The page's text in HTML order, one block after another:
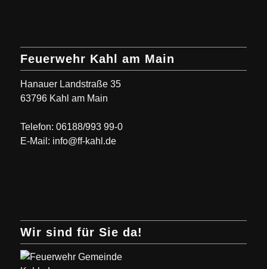
Feuerwehr Kahl am Main
Hanauer Landstraße 35
63796 Kahl am Main
Telefon: 06188/993 99-0
E-Mail: info@ff-kahl.de
Wir sind für Sie da!